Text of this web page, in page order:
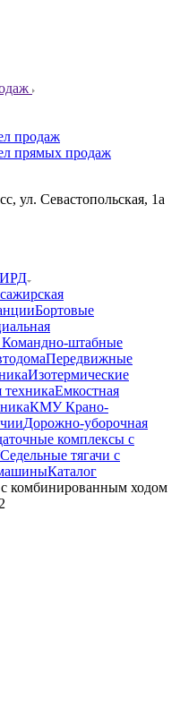
продаж
прямых продаж
ул. Севастопольская, 1а
Бортовые
Командно-штабные
Передвижные
Изотермические
Емкостная
КМУ Крано-
Дорожно-уборочная
комплексы с
Седельные тягачи с
Каталог
комбинированным ходом